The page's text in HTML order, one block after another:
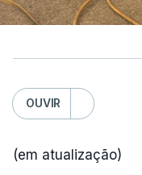
OUVIR
(em atualização)